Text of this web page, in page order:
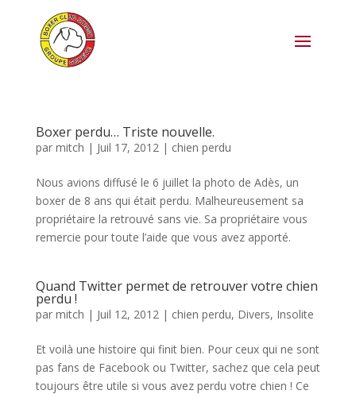
Boxer perdu… Triste nouvelle.
par mitch | Juil 17, 2012| chien perdu
Nous avions diffusé le 6 juillet la photo de Adès, un
boxer de 8 ans qui était perdu. Malheureusement sa
propriétaire la retrouvé sans vie. Sa propriétaire vous
remercie pour toute l’aide que vous avez apporté.
Quand Twitter permet de retrouver votre chien
perdu !
par mitch | Juil 12, 2012| chien perdu, Divers, Insolite
Et voilà une histoire qui finit bien. Pour ceux qui ne sont
pas fans de Facebook ou Twitter, sachez que cela peut
toujours être utile si vous avez perdu votre chien ! Ce